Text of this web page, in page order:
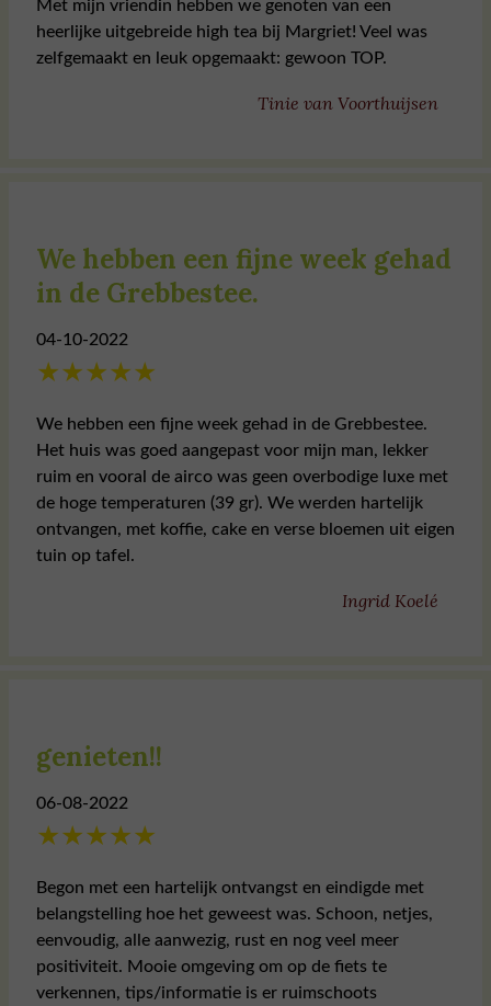
Met mijn vriendin hebben we genoten van een
heerlijke uitgebreide high tea bij Margriet! Veel was
zelfgemaakt en leuk opgemaakt: gewoon TOP.
Tinie van Voorthuijsen
We hebben een fijne week gehad
in de Grebbestee.
04-10-2022
★★★★★
We hebben een fijne week gehad in de Grebbestee.
Het huis was goed aangepast voor mijn man, lekker
ruim en vooral de airco was geen overbodige luxe met
de hoge temperaturen (39 gr). We werden hartelijk
ontvangen, met koffie, cake en verse bloemen uit eigen
tuin op tafel.
Ingrid Koelé
genieten!!
06-08-2022
★★★★★
Begon met een hartelijk ontvangst en eindigde met
belangstelling hoe het geweest was. Schoon, netjes,
eenvoudig, alle aanwezig, rust en nog veel meer
positiviteit. Mooie omgeving om op de fiets te
verkennen, tips/informatie is er ruimschoots